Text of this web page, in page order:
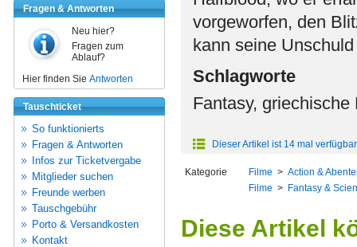
Fragen & Antworten
Neu hier?
Fragen zum
Ablauf?
Hier finden Sie Antworten
Tauschticket
So funktionierts
Fragen & Antworten
Infos zur Ticketvergabe
Mitglieder suchen
Freunde werben
Tauschgebühr
Porto & Versandkosten
Kontakt
vorgeworfen, den
kann seine
Schlagworte
Fantasy,
Dieser Artikel ist 14 mal verfügbar
Kategorie Filme > Action &
Filme > Fantasy &
Diese Artikel